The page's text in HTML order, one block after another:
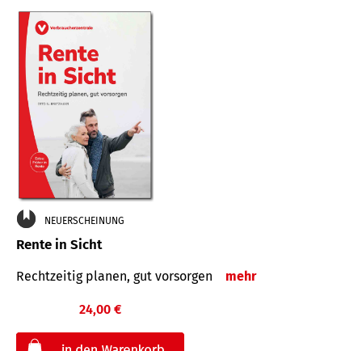
NEUERSCHEINUNG
Rente in Sicht
Rechtzeitig planen, gut vorsorgen mehr
24,00 €